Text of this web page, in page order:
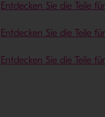
Entdecken Sie die Teile
Entdecken Sie die Teile
Entdecken Sie die Teile